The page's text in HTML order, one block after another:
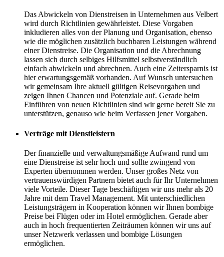
Das Abwickeln von Dienstreisen in Unternehmen aus Velbert
wird durch Richtlinien gewährleistet. Diese Vorgaben
inkludieren alles von der Planung und Organisation, ebenso
wie die möglichen zusätzlich buchbaren Leistungen während
einer Dienstreise. Die Organisation und die Abrechnung
lassen sich durch selbiges Hilfsmittel selbstverständlich
einfach abwickeln und abrechnen. Auch eine Zeitersparnis ist
hier erwartungsgemäß vorhanden. Auf Wunsch untersuchen
wir gemeinsam Ihre aktuell gültigen Reisevorgaben und
zeigen Ihnen Chancen und Potenziale auf. Gerade beim
Einführen von neuen Richtlinien sind wir gerne bereit Sie zu
unterstützen, genauso wie beim Verfassen jener Vorgaben.
Verträge mit Dienstleistern
Der finanzielle und verwaltungsmäßige Aufwand rund um
eine Dienstreise ist sehr hoch und sollte zwingend von
Experten übernommen werden. Unser großes Netz von
vertrauenswürdigen Partnern bietet auch für Ihr Unternehmen
viele Vorteile. Dieser Tage beschäftigen wir uns mehr als 20
Jahre mit dem Travel Management. Mit unterschiedlichen
Leistungsträgern in Kooperation können wir Ihnen bombige
Preise bei Flügen oder im Hotel ermöglichen. Gerade aber
auch in hoch frequentierten Zeiträumen können wir uns auf
unser Netzwerk verlassen und bombige Lösungen
ermöglichen.